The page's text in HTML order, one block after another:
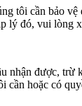
tôi cần bảo
lý đó, vui lòng
nhận được, trừ
cần hoặc có